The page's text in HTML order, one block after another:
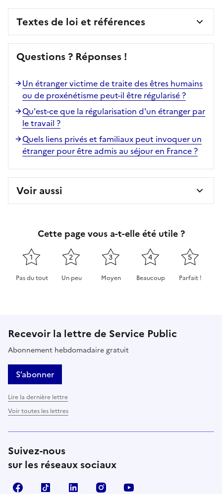
Textes de loi et références
Questions ? Réponses !
Un étranger victime de traite des êtres humains
ou de proxénétisme peut-il être régularisé ?
Qu'est-ce que la régularisation d'un étranger par
le travail ?
Quels liens privés et familiaux peut invoquer un
étranger pour être admis au séjour en France ?
Voir aussi
Cette page vous a-t-elle été utile ?
1
Pas du tout
2
Un peu
3
Moyen
4
Beaucoup
5
Parfait !
Recevoir la lettre de Service Public
Abonnement hebdomadaire gratuit
S’abonner
Lire la dernière lettre
Voir toutes les lettres
Suivez-nous
sur les réseaux sociaux
FacebookTikTok LinkedIn Instagram